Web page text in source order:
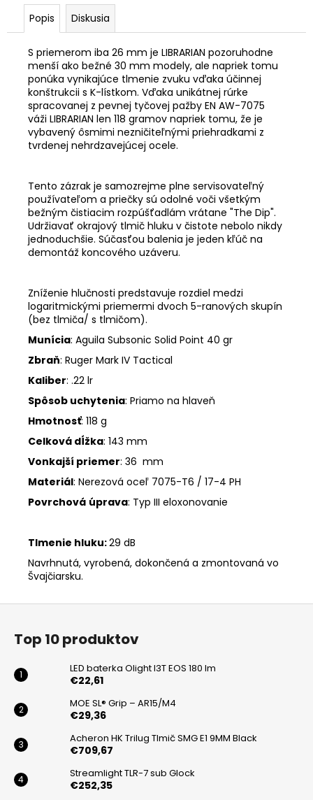
Popis Diskusia
S priemerom iba 26 mm je LIBRARIAN pozoruhodne
menší ako bežné 30 mm modely, ale napriek tomu
ponúka vynikajúce tlmenie zvuku vďaka účinnej
konštrukcii s K-lístkom. Vďaka unikátnej rúrke
spracovanej z pevnej tyčovej pažby EN AW-7075
váži LIBRARIAN len 118 gramov napriek tomu, že je
vybavený ôsmimi nezničiteľnými priehradkami z
tvrdenej nehrdzavejúcej ocele.
Tento zázrak je samozrejme plne servisovateľný
používateľom a priečky sú odolné voči všetkým
bežným čistiacim rozpúšťadlám vrátane "The Dip".
Udržiavať okrajový tlmič hluku v čistote nebolo nikdy
jednoduchšie. Súčasťou balenia je jeden kľúč na
demontáž koncového uzáveru.
Zníženie hlučnosti predstavuje rozdiel medzi
logaritmickými priemermi dvoch 5-ranových skupín
(bez tlmiča/ s tlmičom).
Munícia: Aguila Subsonic Solid Point 40 gr
Zbraň: Ruger Mark IV Tactical
Kaliber: .22 lr
Spôsob uchytenia: Priamo na hlaveň
Hmotnosť: 118 g
Celková dĺžka: 143 mm
Vonkajší priemer: 36 mm
Materiál: Nerezová oceľ 7075-T6 / 17-4 PH
Povrchová úprava: Typ III eloxonovanie
Tlmenie hluku:29 dB
Navrhnutá, vyrobená, dokončená a zmontovaná vo
Švajčiarsku.
180
Z
Top 10 produktov
LED baterka Olight I3T EOS 180 lm
€22,61
MOE SL® Grip – AR15/M4
€29,36
Acheron HK Trilug Tlmič SMG E1 9MM Black
€709,67
Streamlight TLR-7 sub Glock
€252,35